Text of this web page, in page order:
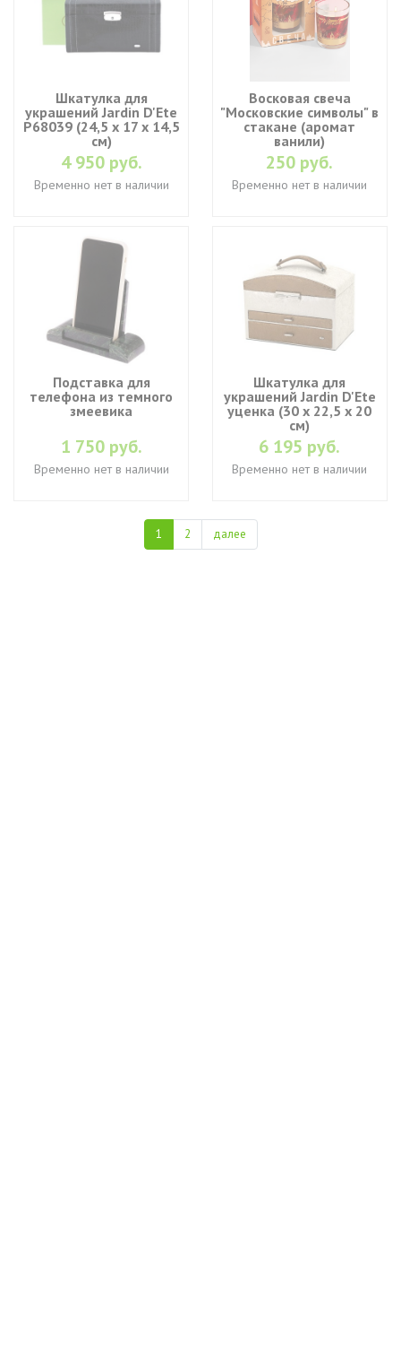
Шкатулка для
украшений Jardin D'Ete
P68039 (24,5 х 17 х 14,5
см)
4 950 руб.
Временно нет в наличии
Восковая свеча
"Московские символы" в
стакане (аромат
ванили)
250 руб.
Временно нет в наличии
Подставка для
телефона из темного
змеевика
1 750 руб.
Временно нет в наличии
Шкатулка для
украшений Jardin D'Ete
уценка (30 х 22,5 х 20
см)
6 195 руб.
Временно нет в наличии
1 2 далее